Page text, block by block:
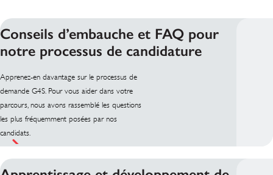
Conseils d’embauche et FAQ pour
notre processus de candidature
Apprenez-en davantage sur le processus de
demande G4S. Pour vous aider dans votre
parcours, nous avons rassemblé les questions
les plus fréquemment posées par nos
candidats.